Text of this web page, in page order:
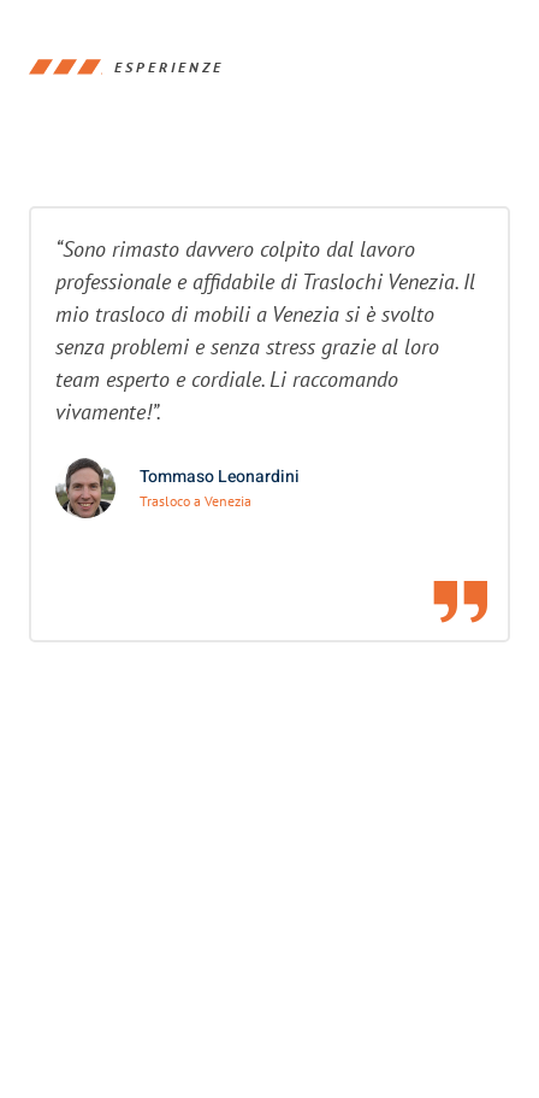
ESPERIENZE
“Sono rimasto davvero colpito dal lavoro
professionale e affidabile di Traslochi Venezia. Il
mio trasloco di mobili a Venezia si è svolto
senza problemi e senza stress grazie al loro
team esperto e cordiale. Li raccomando
vivamente!”.
Tommaso Leonardini
Trasloco a Venezia